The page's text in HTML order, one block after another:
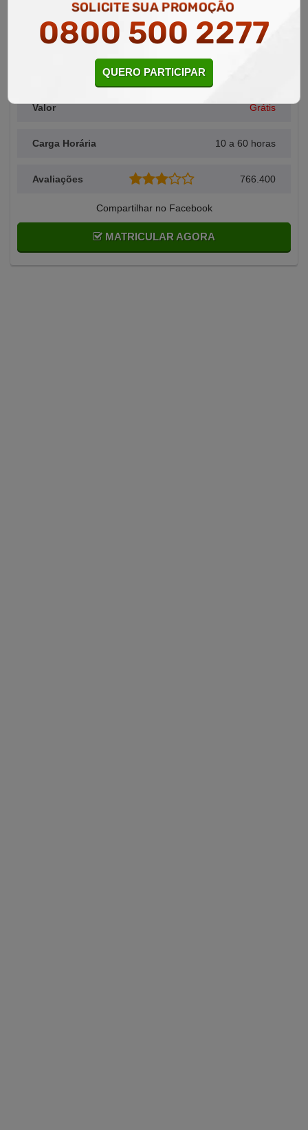
Área Relacionada Estética
Alunos Matriculados
Valor Grátis
Carga Horária 10 a 60 horas
Avaliações 766.400
Compartilhar no Facebook
MATRICULAR AGORA
SOLICITE SUA PROMOÇÃO
0800 500 2277
QUERO PARTICIPAR